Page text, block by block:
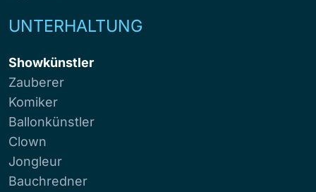
UNTERHALTUNG
Showkünstler
Zauberer
Komiker
Ballonkünstler
Clown
Jongleur
Bauchredner